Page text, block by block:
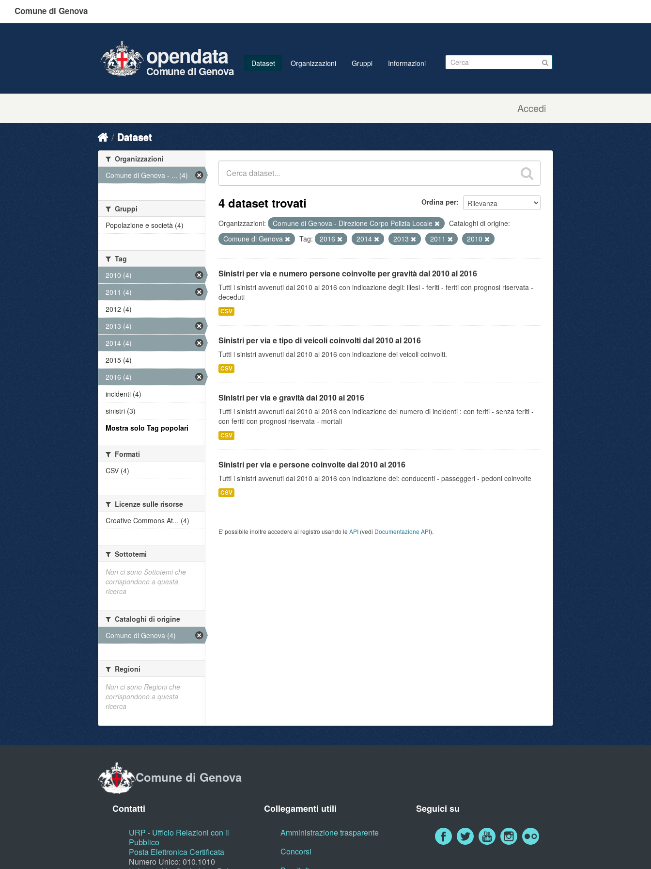
Comune di Genova
Accedi
opendata
Comune di Genova
Dataset Organizzazioni Gruppi Informazioni
Dataset
Ordina per
4 dataset trovati
Organizzazioni: Comune di Genova - Direzione Corpo Polizia Locale
Cataloghi di origine:
Comune di Genova
Tag: 2016 2014 2013 2011 2010
Sinistri per via e numero persone coinvolte per gravità dal 2010 al 2016
Tutti i sinistri avvenuti dal 2010 al 2016 con indicazione degli: illesi - feriti - feriti con prognosi riservata -
deceduti
CSV
Sinistri per via e tipo di veicoli coinvolti dal 2010 al 2016
Tutti i sinistri avvenuti dal 2010 al 2016 con indicazione dei veicoli coinvolti.
CSV
Sinistri per via e gravità dal 2010 al 2016
Tutti i sinistri avvenuti dal 2010 al 2016 con indicazione del numero di incidenti : con feriti - senza feriti -
con feriti con prognosi riservata - mortali
CSV
Sinistri per via e persone coinvolte dal 2010 al 2016
Tutti i sinistri avvenuti dal 2010 al 2016 con indicazione dei: conducenti - passeggeri - pedoni coinvolte
CSV
E' possibile inoltre accedere al registro usando le API (vedi Documentazione API).
Organizzazioni
Comune di Genova - ... (4)
Gruppi
Popolazione e società (4)
Tag
2010 (4)
2011 (4)
2012 (4)
2013 (4)
2014 (4)
2015 (4)
2016 (4)
incidenti (4)
sinistri (3)
Mostra solo Tag popolari
Formati
CSV (4)
Licenze sulle risorse
Creative Commons At... (4)
Sottotemi
Non ci sono Sottotemi che
corrispondono a questa
ricerca
Cataloghi di origine
Comune di Genova (4)
Regioni
Non ci sono Regioni che
corrispondono a questa
ricerca
Comune di Genova
Contatti
URP - Ufficio Relazioni con il
Pubblico
Posta Elettronica Certificata
Numero Unico: 010.1010
Collegamenti utili
Amministrazione trasparente
Concorsi
Seguici su